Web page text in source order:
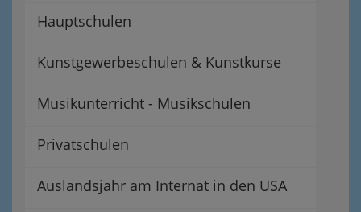
Hauptschulen
Kunstgewerbeschulen & Kunstkurse
Musikunterricht - Musikschulen
Privatschulen
Auslandsjahr am Internat in den USA